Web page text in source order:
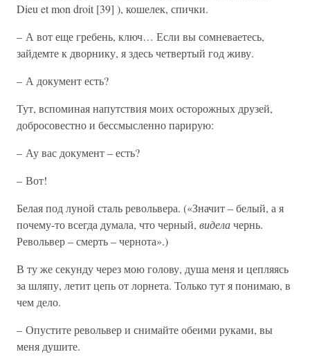
Dieu et mon droit [39] ), кошелек, спички.
– А вот еще гребень, ключ… Если вы сомневаетесь,
зайдемте к дворнику, я здесь четвертый год живу.
– А документ есть?
Тут, вспоминая напутствия моих осторожных друзей,
добросовестно и бессмысленно парирую:
– Ау вас документ – есть?
– Вот!
Белая под луной сталь револьвера. («Значит – белый, а я
почему-то всегда думала, что черный, виделачернь.
Револьвер – смерть – чернота».)
В ту же секунду через мою голову, душа меня и цепляясь
за шляпу, летит цепь от лорнета. Только тут я понимаю, в
чем дело.
– Опустите револьвер и снимайте обеими руками, вы
меня душите.